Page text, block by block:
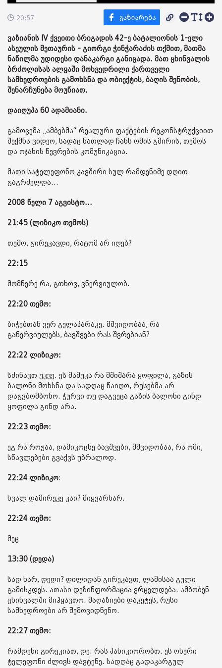
20:57
ვაზიანის IV ქვეითი ბრიგადის 42-ე ბატალიონის 1-ელი
ასეულის მეთაურის - გიორგი ჭინჭარაძის თქმით, მათმა
ნაწილმა უდიდესი დანაკარგი განიცადა. მათ ცხინვალის
ბრძოლისას ალყაში მოხვედრილი ქართველი
სამხედროების გამოხსნა და ობიექტის, ბაღის შენობის,
შენარჩუნება მოუწიათ.
დაიღუპა 60 ადამიანი.
გამოცემა „ამბებმა“ რეალური ფაქტების რეკონსტრუქციით
შექმნა ვიდეო, სადაც ნათლად ჩანს ომის გმირის, თემოს
და ოჯახის წევრების კომუნიკაცია.
მათი სატელეფონო კავშირი სულ რამდენიმე დღით
გაგრძელდა...
2008 წელი 7 აგვისტო...
21:45 (ლიზიკო თემოს)
თემო, გირეკავდი, რატომ არ იღებ?
22:15
მომწერე რა, გთხოვ, ვნერვიულობ.
22:20 თემო:
ბიჭებთან ვერ გელაპარაკე. მშვიდობაა, რა
განერვიულებს, ბავშვები რას შვრებიან?
22:22 ლიზიკო:
სძინავთ უკვე. ეს მამუკა რა მშიშარა ყოფილა, გაზის
ბალონი მოხსნა და სადღაც წაიღო, რუსებმა არ
დაგვბომბონო. ჭურვი თუ დაგვეცა გაზის ბალონი გინდ
ყოფილა გინდ არა.
22:23 თემო:
ეგ რა როჟაა, დამიკოცნე ბავშვები, მშვიდობაა, რა ომი,
სწავლებები გვაქვს უბრალოდ.
22:24 ლიზიკო:
ხვალ დამირეკე კაი? მიყვარხარ.
22:24 თემო:
მეც
13:30 (დედა)
სად ხარ, დედი? დილიდან გირეკავთ, ლამისაა გული
გამისკდეს. ათასი დეზინფორმაცია ვრცელდება. ამბობენ
ცხინვალში მიჰყავთო. მაღაზიები დაკეტეს, რუსი
სამხედროები არ შემოვიდნენო.
22:27 თემო:
რამდენი გირეკიათ, დე. რას პანიკიორობთ. ეს ოხერი
ტელეფონი ძლივს დავტენე. სადღაც გადაკარგულ